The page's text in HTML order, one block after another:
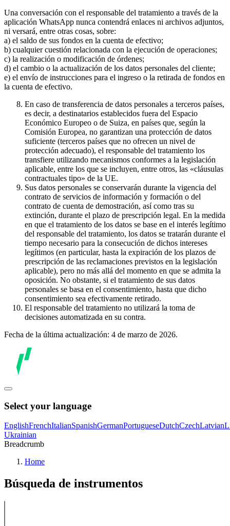
Una conversación con el responsable del tratamiento a través de la
aplicación WhatsApp nunca contendrá enlaces ni archivos adjuntos,
ni versará, entre otras cosas, sobre:
a) el saldo de sus fondos en la cuenta de efectivo;
b) cualquier cuestión relacionada con la ejecución de operaciones;
c) la realización o modificación de órdenes;
d) el cambio o la actualización de los datos personales del cliente;
e) el envío de instrucciones para el ingreso o la retirada de fondos en
la cuenta de efectivo.
En caso de transferencia de datos personales a terceros países,
es decir, a destinatarios establecidos fuera del Espacio
Económico Europeo o de Suiza, en países que, según la
Comisión Europea, no garantizan una protección de datos
suficiente (terceros países que no ofrecen un nivel de
protección adecuado), el responsable del tratamiento los
transfiere utilizando mecanismos conformes a la legislación
aplicable, entre los que se incluyen, entre otros, las «cláusulas
contractuales tipo» de la UE.
Sus datos personales se conservarán durante la vigencia del
contrato de servicios de información y formación o del
contrato de cuenta de demostración, así como tras su
extinción, durante el plazo de prescripción legal. En la medida
en que el tratamiento de los datos se base en el interés legítimo
del responsable del tratamiento, los datos se tratarán durante el
tiempo necesario para la consecución de dichos intereses
legítimos (en particular, hasta la expiración de los plazos de
prescripción de las reclamaciones previstos en la legislación
aplicable), pero no más allá del momento en que se admita la
oposición. No obstante, si el tratamiento de sus datos
personales se basa en el consentimiento, hasta que dicho
consentimiento sea efectivamente retirado.
El responsable del tratamiento no utilizará la toma de
decisiones automatizada en su contra.
Fecha de la última actualización: 4 de marzo de 2026.
Select your language
EnglishFrenchItalianSpanishGermanPortugueseDutchCzechLatvian
Ukrainian
Breadcrumb
Home
Búsqueda de instrumentos